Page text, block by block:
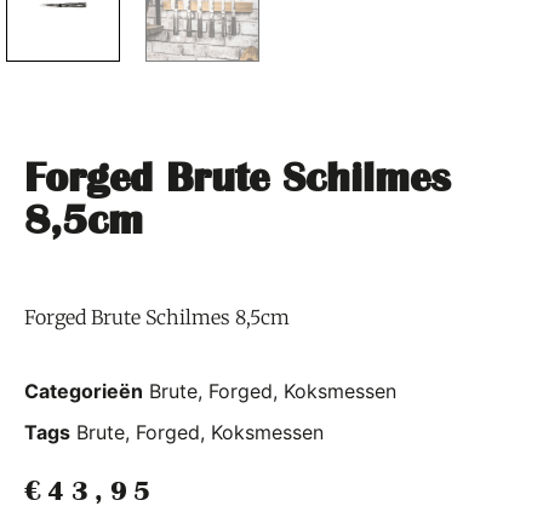
Forged Brute Schilmes
8,5cm
Forged Brute Schilmes 8,5cm
Categorieën Brute, Forged, Koksmessen
Tags Brute, Forged, Koksmessen
€ 43,95